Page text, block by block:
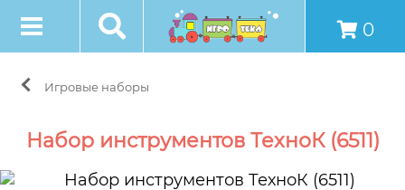
0
Игровые наборы
Набор инструментов ТехноК (6511)